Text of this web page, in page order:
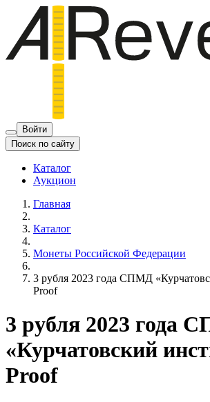
Войти
Поиск по сайту
Каталог
Аукцион
Главная
Каталог
Монеты Российской Федерации
3 рубля 2023 года СПМД
Proof
3 рубля 2023 года
«Курчатовский
Proof